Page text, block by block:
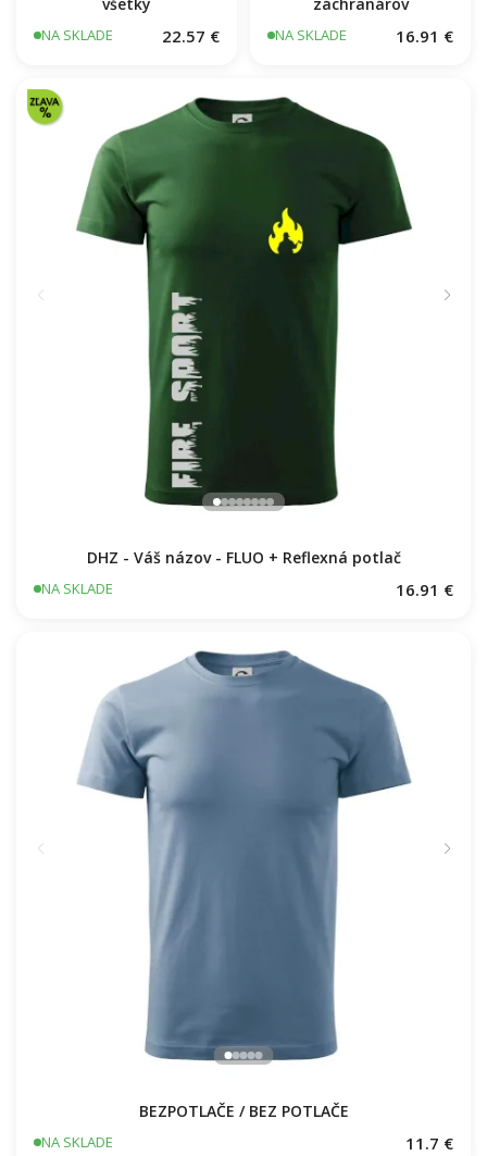
NA SKLADE 22.57 € NA SKLADE 16.91 €
DHZ - Váš názov - FLUO + Reflexná potlač
NA SKLADE 16.91 €
BEZPOTLAČE / BEZ POTLAČE
NA SKLADE 11.7 €